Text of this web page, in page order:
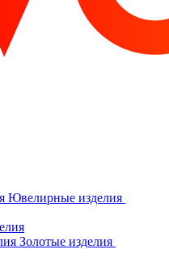
Ювелирные изделия
Золотые изделия